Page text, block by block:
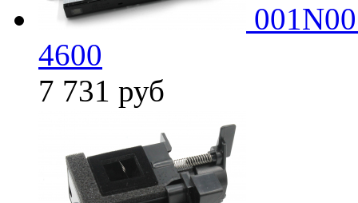
4600
7 731 руб